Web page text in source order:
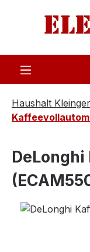
Zum Hauptinhalt
Haushalt
Bildergalerie